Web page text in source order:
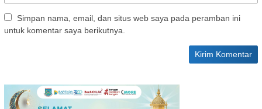
Simpan nama, email, dan situs web saya pada peramban ini
untuk komentar saya berikutnya.